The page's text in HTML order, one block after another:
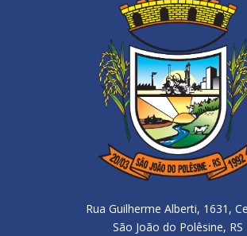
Rua Guilherme Alberti, 1631,
São João do Polêsine, RS